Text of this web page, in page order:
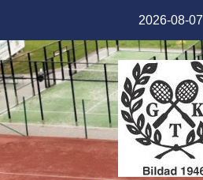
innehåll
2026-08-07